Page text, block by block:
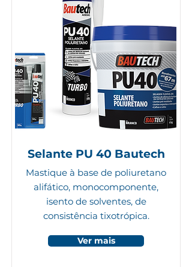
Selante PU 40 Bautech
Mastique à base de poliuretano
alifático, monocomponente,
isento de solventes, de
consistência tixotrópica.
Ver mais